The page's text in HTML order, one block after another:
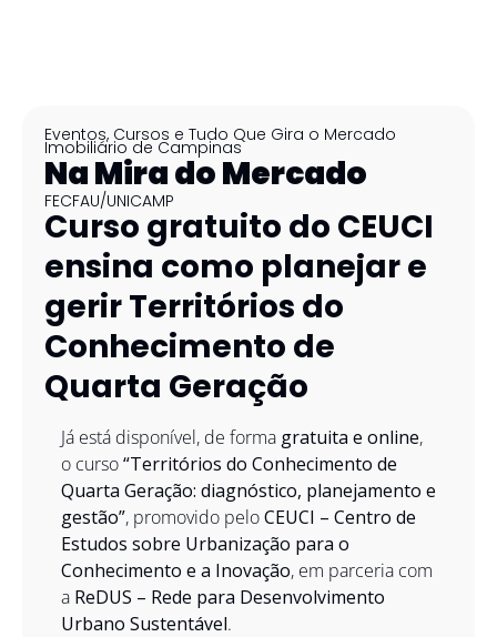
Eventos, Cursos e Tudo Que Gira o Mercado
Imobiliário de Campinas
Na Mira do Mercado
FECFAU/UNICAMP
Curso gratuito do CEUCI
ensina como planejar e
gerir Territórios do
Conhecimento de
Quarta Geração
Já está disponível, de forma gratuita e online,
o curso “Territórios do Conhecimento de
Quarta Geração: diagnóstico, planejamento e
gestão”, promovido pelo CEUCI – Centro de
Estudos sobre Urbanização para o
Conhecimento e a Inovação, em parceria com
a ReDUS – Rede para Desenvolvimento
Urbano Sustentável.